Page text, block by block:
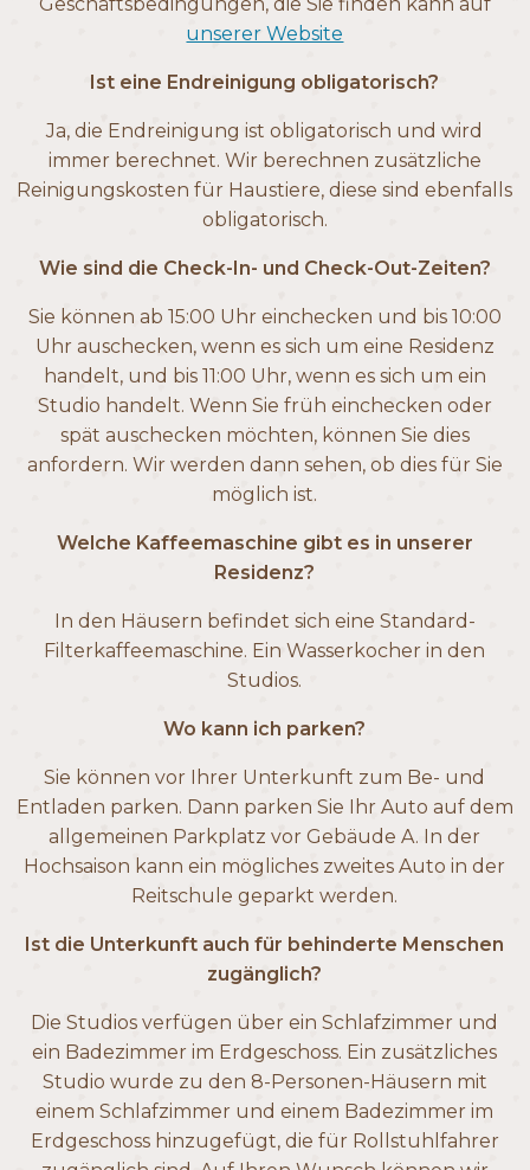
Geschäftsbedingungen, die Sie finden kann auf
unserer Website
Ist eine Endreinigung obligatorisch?
Ja, die Endreinigung ist obligatorisch und wird
immer berechnet. Wir berechnen zusätzliche
Reinigungskosten für Haustiere, diese sind ebenfalls
obligatorisch.
Wie sind die Check-In- und Check-Out-Zeiten?
Sie können ab 15:00 Uhr einchecken und bis 10:00
Uhr auschecken, wenn es sich um eine Residenz
handelt, und bis 11:00 Uhr, wenn es sich um ein
Studio handelt. Wenn Sie früh einchecken oder
spät auschecken möchten, können Sie dies
anfordern. Wir werden dann sehen, ob dies für Sie
möglich ist.
Welche Kaffeemaschine gibt es in unserer
Residenz?
In den Häusern befindet sich eine Standard-
Filterkaffeemaschine. Ein Wasserkocher in den
Studios.
Wo kann ich parken?
Sie können vor Ihrer Unterkunft zum Be- und
Entladen parken. Dann parken Sie Ihr Auto auf dem
allgemeinen Parkplatz vor Gebäude A. In der
Hochsaison kann ein mögliches zweites Auto in der
Reitschule geparkt werden.
Ist die Unterkunft auch für behinderte Menschen
zugänglich?
Die Studios verfügen über ein Schlafzimmer und
ein Badezimmer im Erdgeschoss. Ein zusätzliches
Studio wurde zu den 8-Personen-Häusern mit
einem Schlafzimmer und einem Badezimmer im
Erdgeschoss hinzugefügt, die für Rollstuhlfahrer